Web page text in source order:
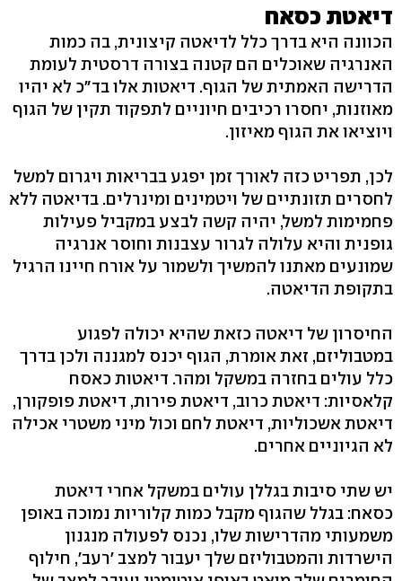
דיאטת כסאח
הכוונה היא בדרך כלל לדיאטה קיצונית, בה כמות
האנרגיה שאוכלים הם קטנה בצורה דרסטית לעומת
הדרישה האמתית של הגוף. דיאטות אלו בד"כ לא יהיו
מאוזנות, יחסרו רכיבים חיוניים לתפקוד תקין של הגוף
ויוציאו את הגוף מאיזון.
לכן, תפריט כזה לאורך זמן יפגע בבריאות ויגרום למשל
לחסרים תזונתיים של ויטמינים ומינרלים. בדיאטה ללא
פחמימות למשל, יהיה קשה לבצע במקביל פעילות
גופנית והיא עלולה לגרור עצבנות וחוסר אנרגיה
שמונעים מאתנו להמשיך ולשמור על אורח חיינו הרגיל
בתקופת הדיאטה.
החיסרון של דיאטה כזאת שהיא יכולה לפגוע
במטבוליזם, זאת אומרת, הגוף יכנס למגננה ולכן בדרך
כלל עולים בחזרה במשקל ומהר. דיאטות כאסח
קלאסיות: דיאטת כרוב, דיאטת פירות, דיאטת פופקורן,
דיאטת אשכוליות, דיאטת לחם וכול מיני משטרי אכילה
לא הגיוניים אחרים.
יש שתי סיבות בגללן עולים במשקל אחרי דיאטת
כסאח: בגלל שהגוף מקבל כמות קלוריות נמוכה באופן
משמעותי מהדרישות שלו, נכנס לפעולה מנגנון
הישרדות והמטבוליזם שלך יעבור למצב 'רעב', חילוף